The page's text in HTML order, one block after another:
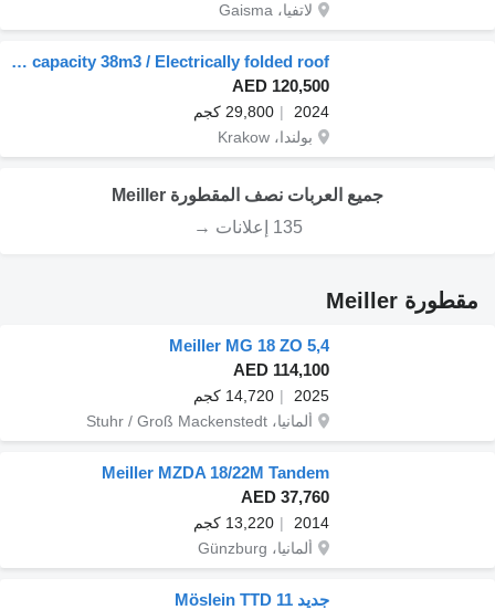
لاتفيا، Gaisma
Meiller NW-3 / weight 6.2 t / capacity 38m3 / Electrically folded roof /
AED 120,500
2024
29,800 كجم
بولندا، Krakow
جميع العربات نصف المقطورة Meiller
135 إعلانات →
مقطورة Meiller
Meiller MG 18 ZO 5,4
AED 114,100
2025
14,720 كجم
ألمانيا، Stuhr / Groß Mackenstedt
Meiller MZDA 18/22M Tandem
AED 37,760
2014
13,220 كجم
ألمانيا، Günzburg
جديد Möslein TTD 11